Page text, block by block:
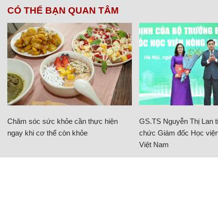
CÓ THỂ BẠN QUAN TÂM
Chăm sóc sức khỏe cần thực hiện
ngay khi cơ thể còn khỏe
GS.TS Nguyễn Thị Lan
chức Giám đốc Học
Việt Nam